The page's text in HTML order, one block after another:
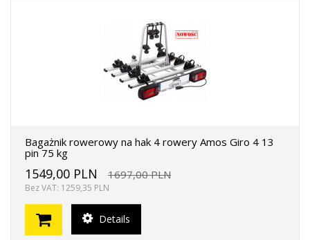
Bagażnik rowerowy na hak 4 rowery Amos Giro 4 13
pin 75 kg
1549,00 PLN 1697,00 PLN
Bez VAT: 1259,35 PLN
Details